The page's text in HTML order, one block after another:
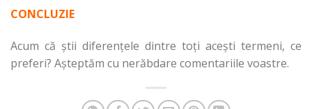
CONCLUZIE
Acum că știi diferențele dintre toți acești termeni, ce
preferi? Așteptăm cu nerăbdare comentariile voastre.